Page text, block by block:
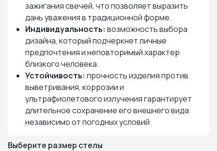
зажигания свечей, что позволяет выразить
дань уважения в традиционной форме.
Индивидуальность: возможность выбора
дизайна, который подчеркнет личные
предпочтения и неповторимый характер
близкого человека.
Устойчивость: прочность изделия против
выветривания, коррозии и
ультрафиолетового излучения гарантирует
длительное сохранение его внешнего вида
независимо от погодных условий.
Выберите размер стелы